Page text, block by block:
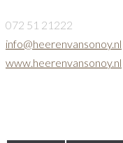
072 51 21222
info@heerenvansonoy.nl
www.heerenvansonoy.nl